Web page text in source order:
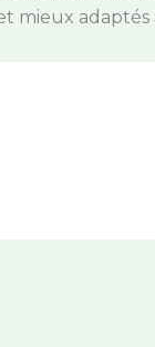
mieux adaptés